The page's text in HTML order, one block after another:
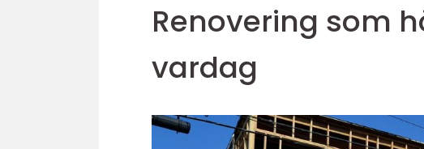
Renovering som
vardag